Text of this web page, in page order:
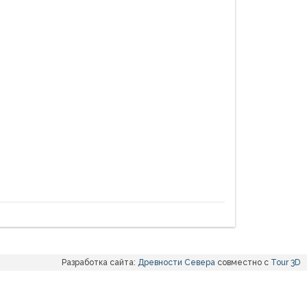
Разработка сайта: Древности Севера совместно с Tour 3D